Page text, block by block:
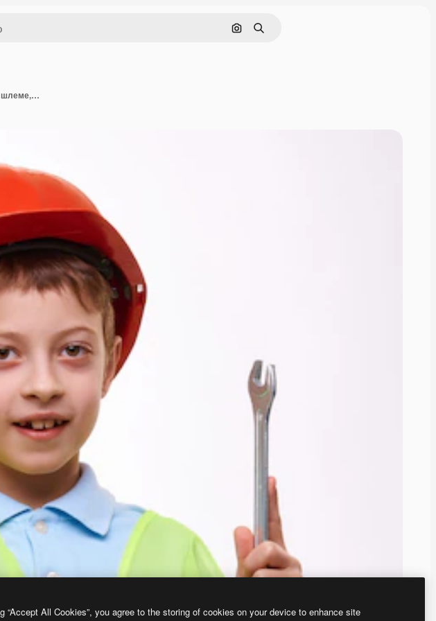
Поиск по изображению
Поиск
Детский строительный жилет дошкольного возраста в оранжевом шлеме, держа гаечный ключ и большой палец вверх, жестикулируя на белом изолированном фоне
“Accept All Cookies”, you agree to the storing of cookies on your device to enhance site